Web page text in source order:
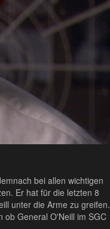
bei allen wichtigen
Er hat für die letzten 8
unter die Arme zu greifen.
ob General O'Neill im SGC